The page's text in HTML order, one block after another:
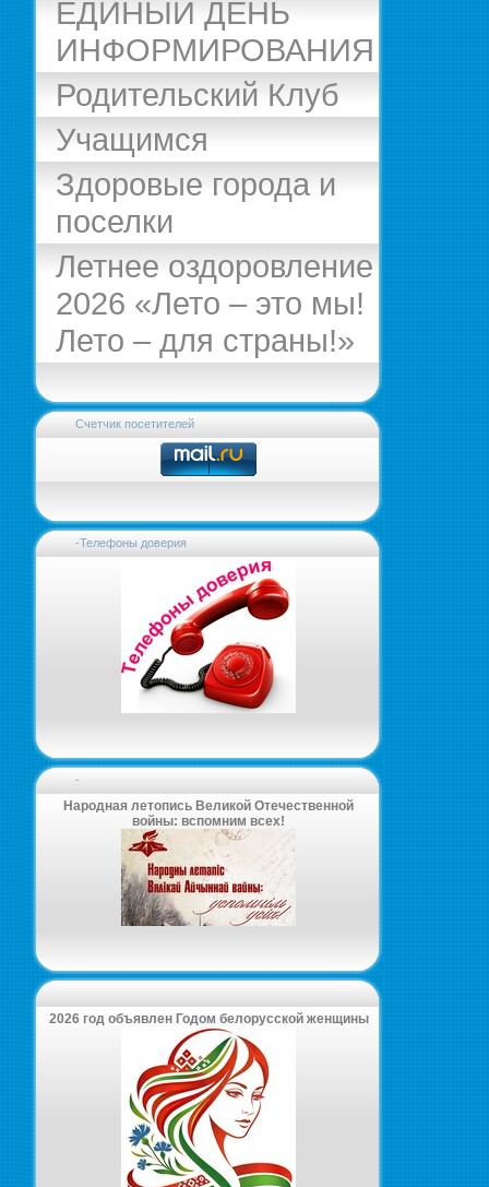
ЕДИНЫЙ ДЕНЬ
ИНФОРМИРОВАНИЯ
Родительский Клуб
Учащимся
Здоровые города и
поселки
Летнее оздоровление
2026 «Лето – это мы!
Лето – для страны!»
Счетчик посетителей
-Телефоны доверия
-
Народная летопись Великой Отечественной
войны: вспомним всех!
2026 год объявлен Годом белорусской женщины